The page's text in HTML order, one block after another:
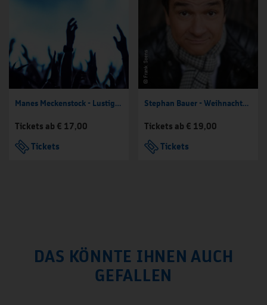
Manes Meckenstock - Lustige Lesung
Tickets ab € 17,00
Tickets
Stephan Bauer - Weihnachten fällt aus! Josef gesteht alles!
Tickets ab € 19,00
Tickets
DAS KÖNNTE IHNEN AUCH
GEFALLEN